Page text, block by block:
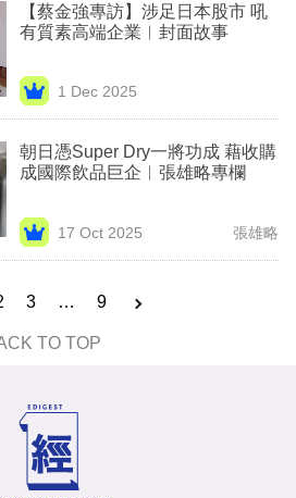
【蔡金強專訪】涉足日本股市 吼
有質素高端企業︳封面故事
1 Dec 2025
朝日憑Super Dry一將功成 藉收購
成國際飲品巨企︳張雄略專欄
17 Oct 2025 張雄略
3 … 9
TO TOP